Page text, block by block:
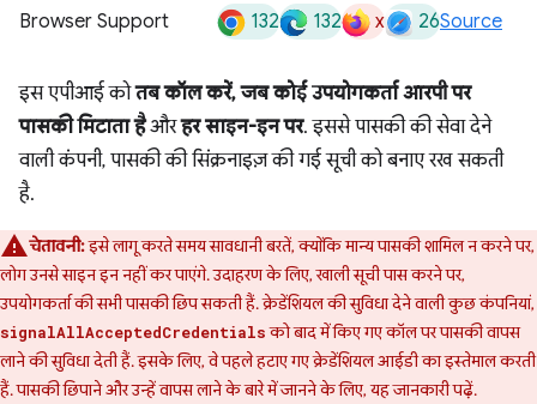
Browser Support 132 132 x 26Source
इस एपीआई कोतब कॉल करें, जब कोई उपयोगकर्ता आरपी पर
पासकी मिटाता हैऔरहर साइन-इन पर. इससे पासकी की सेवा देने
वाली कंपनी, पासकी की सिंक्रनाइज़ की गई सूची को बनाए रख सकती
है.
चेतावनी:इसे लागू करते समय सावधानी बरतें, क्योंकि मान्य पासकी शामिल न करने पर,
लोग उनसे साइन इन नहीं कर पाएंगे. उदाहरण के लिए, खाली सूची पास करने पर,
उपयोगकर्ता की सभी पासकी छिप सकती हैं. क्रेडेंशियल की सुविधा देने वाली कुछ कंपनियां,
signalAllAcceptedCredentialsको बाद में किए गए कॉल पर पासकी वापस
लाने की सुविधा देती हैं. इसके लिए, वे पहले हटाए गए क्रेडेंशियल आईडी का इस्तेमाल करती
हैं. पासकी छिपाने और उन्हें वापस लाने के बारे में जानने के लिए, यह जानकारी पढ़ें.